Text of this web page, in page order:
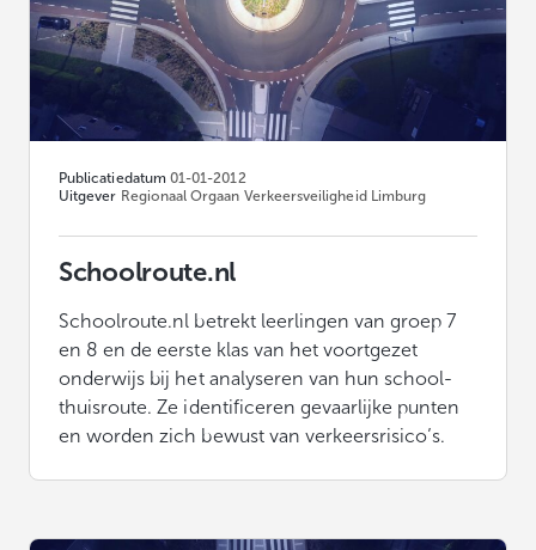
Publicatiedatum 01-01-2012
Uitgever Regionaal Orgaan Verkeersveiligheid Limburg
Schoolroute.nl
Schoolroute.nl betrekt leerlingen van groep 7
en 8 en de eerste klas van het voortgezet
onderwijs bij het analyseren van hun school-
thuisroute. Ze identificeren gevaarlijke punten
en worden zich bewust van verkeersrisico’s.